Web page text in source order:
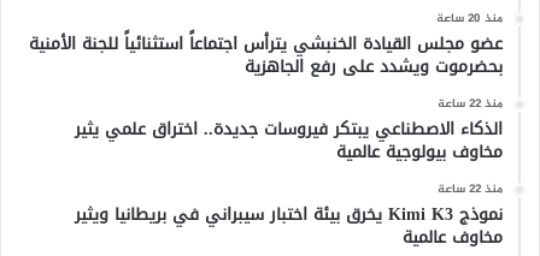
منذ 20 ساعة
عضو مجلس القيادة الخنبشي يترأس اجتماعاً استثنائياً للجنة الأمنية
بحضرموت ويشدد على رفع الجاهزية
منذ 22 ساعة
الذكاء الاصطناعي يبتكر فيروسات جديدة.. اختراق علمي يثير
مخاوف بيولوجية عالمية
منذ 22 ساعة
نموذج Kimi K3 يخرق بيئة اختبار سيبراني في بريطانيا ويثير
مخاوف عالمية